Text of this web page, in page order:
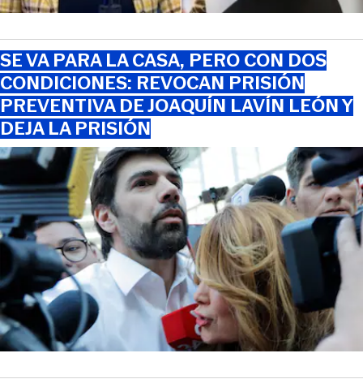
SE VA PARA LA CASA, PERO CON DOS
CONDICIONES: REVOCAN PRISIÓN
PREVENTIVA DE JOAQUÍN LAVÍN LEÓN Y
DEJA LA PRISIÓN